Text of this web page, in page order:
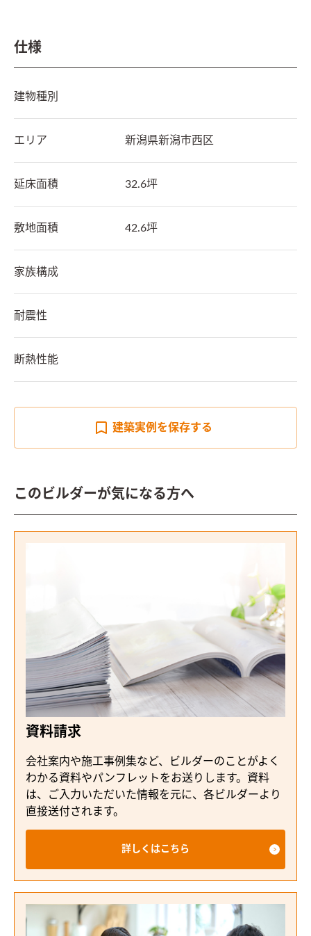
仕様
建物種別
エリア 新潟県新潟市西区
延床面積 32.6坪
敷地面積 42.6坪
家族構成
耐震性
断熱性能
建築実例を保存する
このビルダーが気になる方へ
資料請求
会社案内や施工事例集など、ビルダーのことがよく
わかる資料やパンフレットをお送りします。資料
は、ご入力いただいた情報を元に、各ビルダーより
直接送付されます。
詳しくはこちら